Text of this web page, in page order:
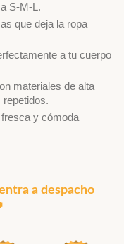
S-M-L.
que deja la ropa
a tu cuerpo
materiales de alta
y cómoda
a despacho